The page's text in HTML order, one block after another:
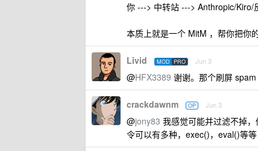
你 ---> 中转站 ---> Anthropic/Kiro/
本质上就是一个 MitM ，帮你把你
Livid MOD PRO Jun 3
@HFX3389 谢谢。那个刷屏
crackdawnm OP Jun 3
@jony83 我感觉可能并过滤不掉
令可以有多种，exec()，eval()等